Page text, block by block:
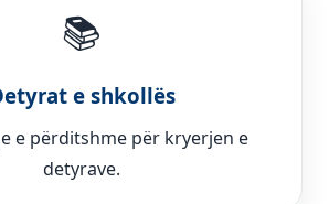
📚
e shkollës
e përditshme për kryerjen e
detyrave.